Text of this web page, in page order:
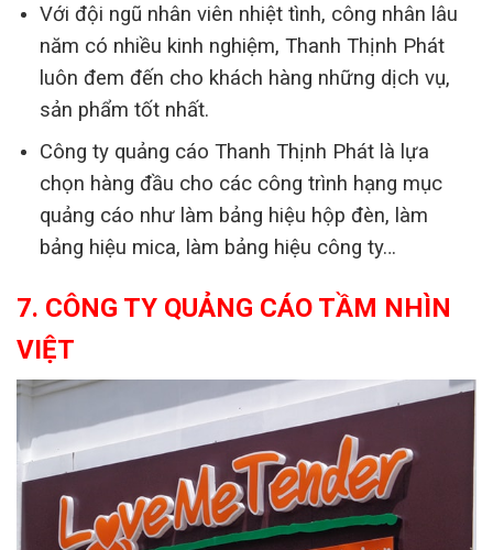
Với đội ngũ nhân viên nhiệt tình, công nhân lâu
năm có nhiều kinh nghiệm, Thanh Thịnh Phát
luôn đem đến cho khách hàng những dịch vụ,
sản phẩm tốt nhất.
Công ty quảng cáo Thanh Thịnh Phát là lựa
chọn hàng đầu cho các công trình hạng mục
quảng cáo như làm bảng hiệu hộp đèn, làm
bảng hiệu mica, làm bảng hiệu công ty…
7. CÔNG TY QUẢNG CÁO TẦM NHÌN
VIỆT